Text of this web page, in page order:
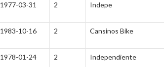
1977-03-31 2 Indepe
1983-10-16 2 Cansinos Bike
1978-01-24 2 Independiente